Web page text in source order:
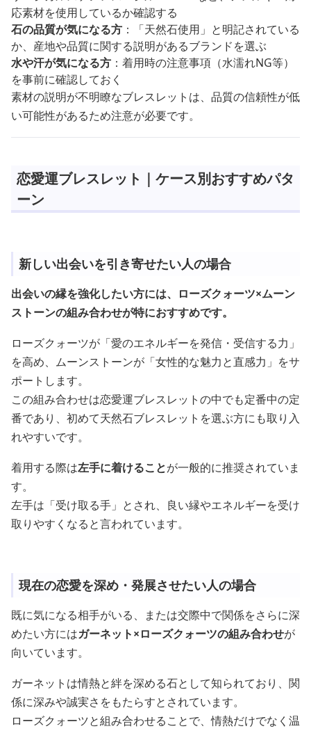
応素材を使用しているか確認する
石の品質が気になる方 ：「天然石使用」と明記されている
か、産地や品質に関する説明があるブランドを選ぶ
水や汗が気になる方 ：着用時の注意事項（水濡れNG等）
を事前に確認しておく
素材の説明が不明瞭なブレスレットは、品質の信頼性が低
い可能性があるため注意が必要です。
恋愛運ブレスレット｜ケース別おすすめパタ
ーン
新しい出会いを引き寄せたい人の場合
出会いの縁を強化したい方には、ローズクォーツ×ムーン
ストーンの組み合わせが特におすすめです。
ローズクォーツが「愛のエネルギーを発信・受信する力」
を高め、ムーンストーンが「女性的な魅力と直感力」をサ
ポートします。
この組み合わせは恋愛運ブレスレットの中でも定番中の定
番であり、初めて天然石ブレスレットを選ぶ方にも取り入
れやすいです。
着用する際は左手に着けることが一般的に推奨されていま
す。
左手は「受け取る手」とされ、良い縁やエネルギーを受け
取りやすくなると言われています。
現在の恋愛を深め・発展させたい人の場合
既に気になる相手がいる、または交際中で関係をさらに深
めたい方にはガーネット×ローズクォーツの組み合わせが
向いています。
ガーネットは情熱と絆を深める石として知られており、関
係に深みや誠実さをもたらすとされています。
ローズクォーツと組み合わせることで、情熱だけでなく温